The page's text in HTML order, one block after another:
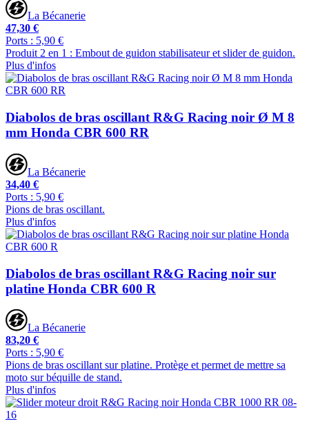
La Bécanerie
47,30 €
Ports : 5,90 €
Produit 2 en 1 : Embout de guidon stabilisateur et slider de guidon.
Plus d'infos
Diabolos de bras oscillant R&G Racing noir Ø M 8
mm Honda CBR 600 RR
La Bécanerie
34,40 €
Ports : 5,90 €
Pions de bras oscillant.
Plus d'infos
Diabolos de bras oscillant R&G Racing noir sur
platine Honda CBR 600 R
La Bécanerie
83,20 €
Ports : 5,90 €
Pions de bras oscillant sur platine. Protège et permet de mettre sa
moto sur béquille de stand.
Plus d'infos